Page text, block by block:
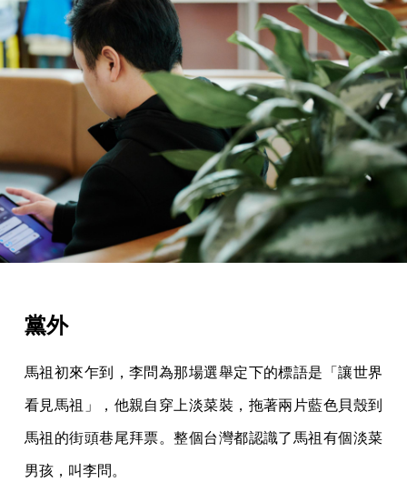
黨外
馬祖初來乍到，李問為那場選舉定下的標語是「讓世界
看見馬祖」，他親自穿上淡菜裝，拖著兩片藍色貝殼到
馬祖的街頭巷尾拜票。整個台灣都認識了馬祖有個淡菜
男孩，叫李問。